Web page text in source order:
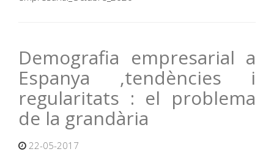
Demografia empresarial a
Espanya ,tendències i
regularitats : el problema
de la grandària
22-05-2017